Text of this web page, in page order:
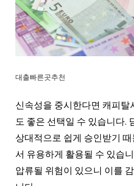
대출빠른곳추천
신속성을 중시한다면 캐피탈
도 좋은 선택일 수 있습니다.
상대적으로 쉽게 승인받기
서 유용하게 활용될 수 있습
압류될 위험이 있으니 이를